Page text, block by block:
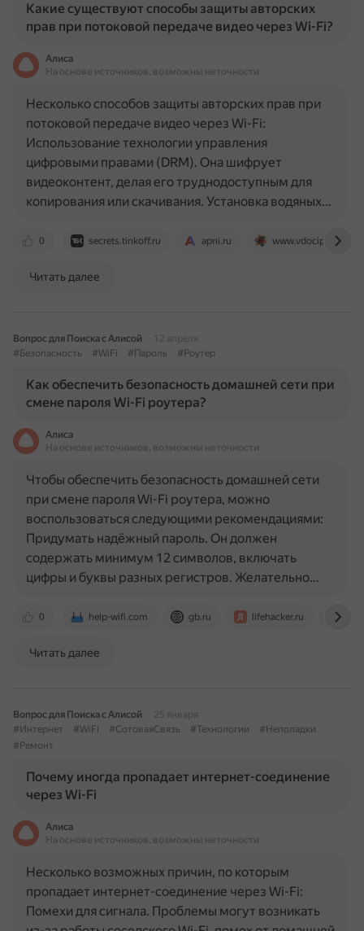
Какие существуют способы защиты авторских
прав при потоковой передаче видео через Wi-Fi?
Алиса
На основе источников, возможны неточности
0 secrets.tinkoff.ru apni.ru www.vdocipher.com
Несколько способов защиты авторских прав при
потоковой передаче видео через Wi-Fi:
Использование технологии управления
цифровыми правами (DRM). Она шифрует
видеоконтент, делая его труднодоступным для
копирования или скачивания. Установка водяных…
Читать далее
Вопрос для Поиска с Алисой
12 апреля
#Безопасность
#WiFi #Пароль #Роутер
Как обеспечить безопасность домашней сети при
смене пароля Wi-Fi роутера?
Алиса
На основе источников, возможны неточности
0 help-wifi.com gb.ru lifehacker.ru
Чтобы обеспечить безопасность домашней сети
при смене пароля Wi-Fi роутера, можно
воспользоваться следующими рекомендациями:
Придумать надёжный пароль. Он должен
содержать минимум 12 символов, включать
цифры и буквы разных регистров. Желательно…
Читать далее
Вопрос для Поиска с Алисой
25 января
#Интернет
#WiFi #СотоваяСвязь #Технологии
#Неполадки
#Ремонт
Почему иногда пропадает интернет-соединение
через Wi-Fi
Алиса
На основе источников, возможны неточности
Несколько возможных причин, по которым
пропадает интернет-соединение через Wi-Fi:
Помехи для сигнала. Проблемы могут возникать